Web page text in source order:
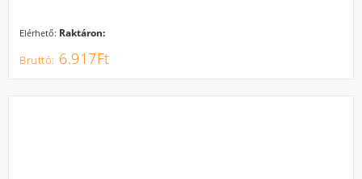
Elérhető: Raktáron:
6.917Ft